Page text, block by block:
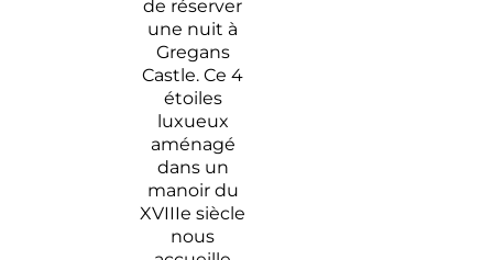
de réserver
une nuit à
Gregans
Castle. Ce 4
étoiles
luxueux
aménagé
dans un
manoir du
XVIIIe siècle
nous